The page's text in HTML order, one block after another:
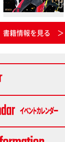
書籍情報を見る